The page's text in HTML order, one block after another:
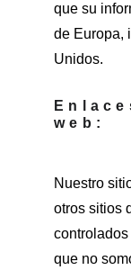
que su
de Europa,
Unidos.
web:
Nuestro
otros sitios
controlados
que no